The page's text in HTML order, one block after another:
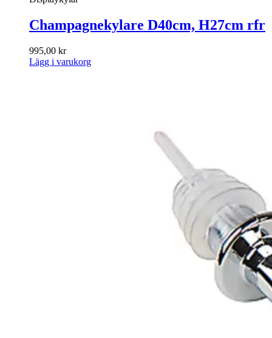
Champagnekylare D40cm, H27cm rfr
995,00 kr
Lägg i varukorg